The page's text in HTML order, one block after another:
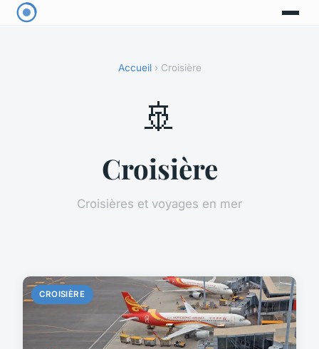
Accueil› Croisière
🚢
Croisière
Croisières et voyages en mer
CROISIÈRE